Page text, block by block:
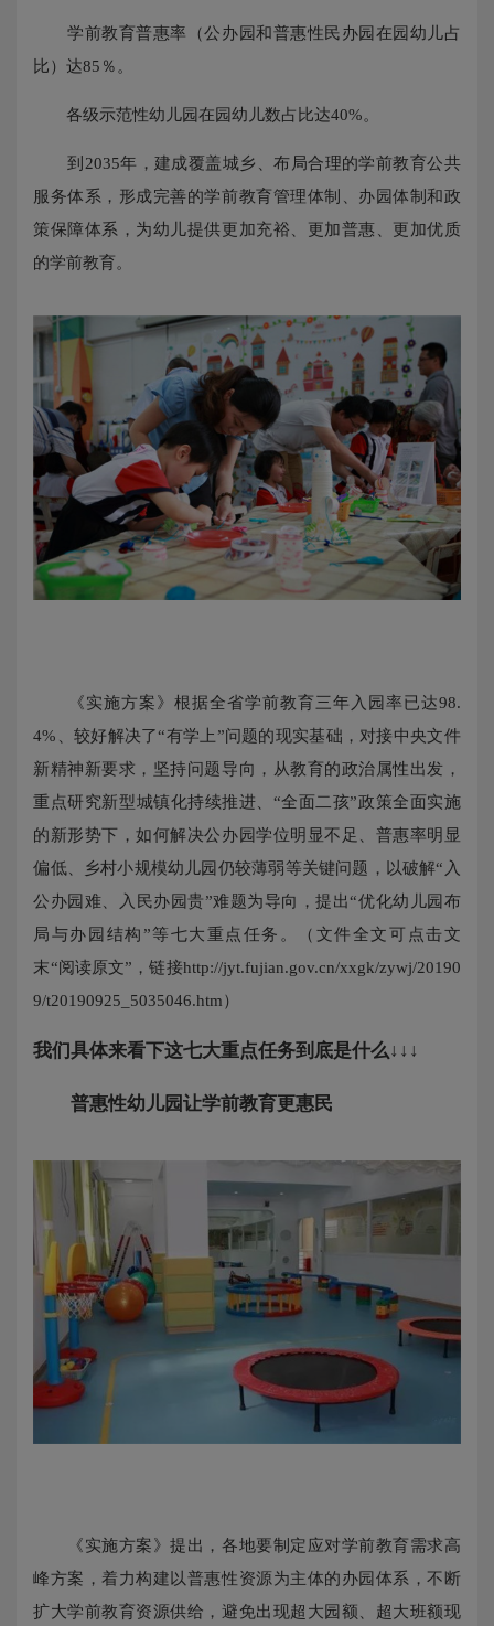
学前教育普惠率（公办园和普惠性民办园在园幼儿占
比）达85％。
各级示范性幼儿园在园幼儿数占比达40%。
到2035年，建成覆盖城乡、布局合理的学前教育公共
服务体系，形成完善的学前教育管理体制、办园体制和政
策保障体系，为幼儿提供更加充裕、更加普惠、更加优质
的学前教育。
《实施方案》根据全省学前教育三年入园率已达98.
4%、较好解决了“有学上”问题的现实基础，对接中央文件
新精神新要求，坚持问题导向，从教育的政治属性出发，
重点研究新型城镇化持续推进、“全面二孩”政策全面实施
的新形势下，如何解决公办园学位明显不足、普惠率明显
偏低、乡村小规模幼儿园仍较薄弱等关键问题，以破解“入
公办园难、入民办园贵”难题为导向，提出“优化幼儿园布
局与办园结构”等七大重点任务。（文件全文可点击文
末“阅读原文”，链接http://jyt.fujian.gov.cn/xxgk/zywj/20190
9/t20190925_5035046.htm）
我们具体来看下这七大重点任务到底是什么↓↓↓
普惠性幼儿园让学前教育更惠民
《实施方案》提出，各地要制定应对学前教育需求高
峰方案，着力构建以普惠性资源为主体的办园体系，不断
扩大学前教育资源供给，避免出现超大园额、超大班额现